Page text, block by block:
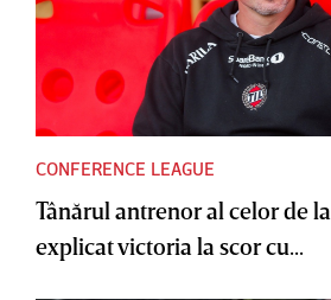
CONFERENCE LEAGUE
Tânărul antrenor al celor de
explicat victoria la scor cu...